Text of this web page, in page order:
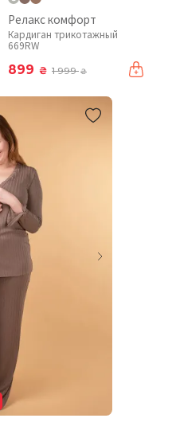
Релакс комфорт
Кардиган трикотажный
669RW
899 ₴ 1 999₴